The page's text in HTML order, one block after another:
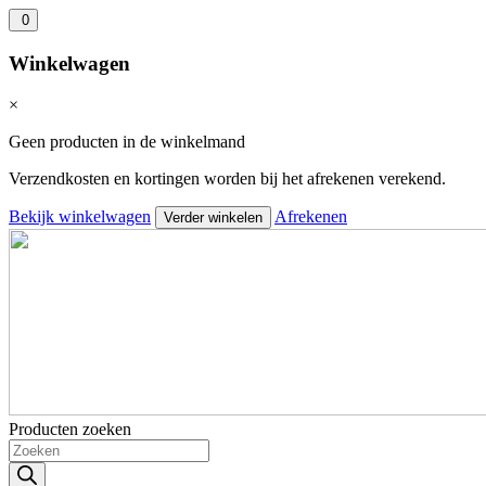
0
Winkelwagen
×
Geen producten in de winkelmand
Verzendkosten en kortingen worden bij het afrekenen verekend.
Bekijk winkelwagen Verder winkelen Afrekenen
Producten zoeken